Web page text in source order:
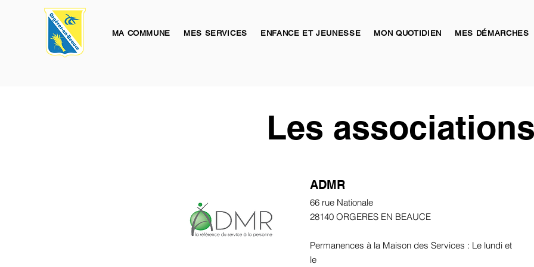
MA COMMUNE MES SERVICES ENFANCE ET JEUNESSE MON QUOTIDIEN MES DÉMARCHES
Les
ADMR
66 rue Nationale
28140 ORGERES EN BEAUCE
Permanences à la Maison des Services : Le lundi et
le